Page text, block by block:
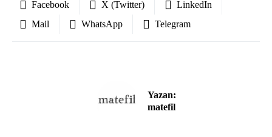
Facebook X (Twitter)
LinkedIn
Mail
WhatsApp Telegram
Yazan:
matefil